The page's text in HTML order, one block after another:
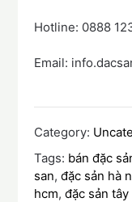
Hotline: 0888
Email:
Category:
Tags: bán đặc
san,đặc sản hà
hcm,đặc sản tây